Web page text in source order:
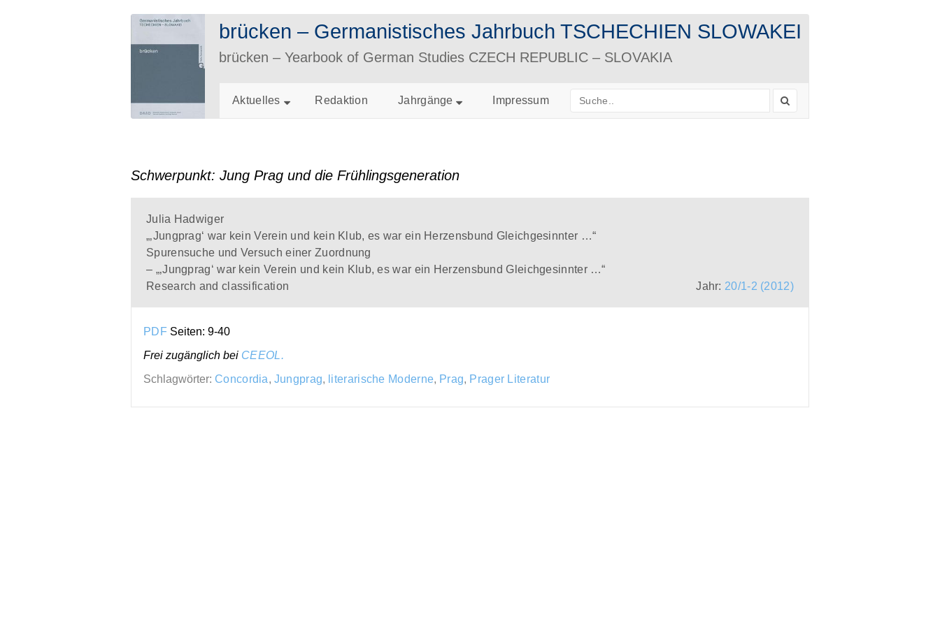
brücken – Germanistisches Jahrbuch TSCHECHIEN SLOWAKEI
brücken – Yearbook of German Studies CZECH REPUBLIC – SLOVAKIA
Aktuelles Redaktion Jahrgänge Impressum
Schwerpunkt: Jung Prag und die Frühlingsgeneration
Julia Hadwiger
„‚Jungprag‘ war kein Verein und kein Klub, es war ein Herzensbund Gleichgesinnter …“
Spurensuche und Versuch einer Zuordnung
– „‚Jungprag‘ war kein Verein und kein Klub, es war ein Herzensbund Gleichgesinnter …“
Research and classification
Jahr: 20/1-2 (2012)
PDF Seiten: 9-40
Frei zugänglich bei CEEOL.
Schlagwörter: Concordia, Jungprag, literarische Moderne, Prag, Prager Literatur